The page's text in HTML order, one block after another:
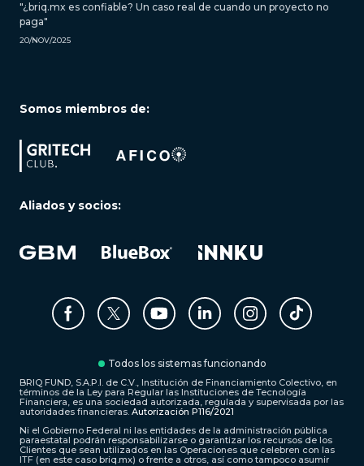
"¿briq.mx es confiable? Un caso real de cuando un proyecto no
paga"
20/NOV/2025
Somos miembros de:
Aliados y socios:
Todos los sistemas funcionando
BRIQ FUND, S.A.P.I. de C.V., Institución de Financiamiento Colectivo, en
términos de la Ley para Regular las Instituciones de Tecnología
Financiera, es una sociedad autorizada, regulada y supervisada por las
autoridades financieras. Autorización P116/2021
Ni el Gobierno Federal ni las entidades de la administración pública
paraestatal podrán responsabilizarse o garantizar los recursos de los
Clientes que sean utilizados en las Operaciones que celebren con las
ITF (en este caso briq.mx) o frente a otros, así como tampoco asumir